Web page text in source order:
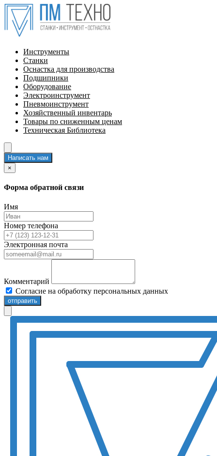
Инструменты
Станки
Оснастка для производства
Подшипники
Оборудование
Электроинструмент
Пневмоинструмент
Хозяйственный инвентарь
Товары по сниженным ценам
Техническая Библиотека
Написать нам
×
Форма обратной связи
Имя
Номер телефона
Электронная почта
Комментарий
Согласие на обработку персональных данных
отправить